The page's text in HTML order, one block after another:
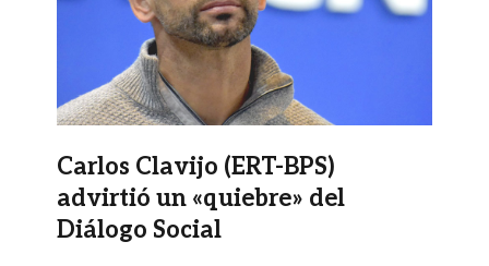
Carlos Clavijo (ERT-BPS)
advirtió un «quiebre» del
Diálogo Social